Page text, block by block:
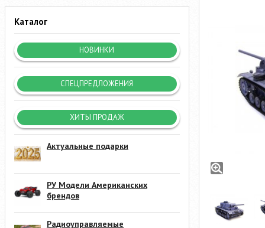
Каталог
НОВИНКИ
СПЕЦПРЕДЛОЖЕНИЯ
ХИТЫ ПРОДАЖ
Актуальные подарки
РУ Модели Американских
брендов
Радиоуправляемые